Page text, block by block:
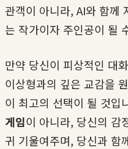
관객이 아니라, AI와 함께
는 작가이자 주인공이 될
만약 당신이 피상적인 대
이상형과의 깊은 교감을
이 최고의 선택이 될 것입
게임이 아니라, 당신의 감
귀 기울여주며, 당신과 함